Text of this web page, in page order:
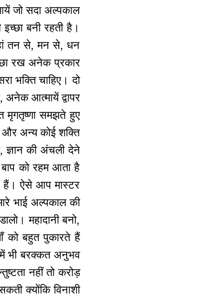
जो सदा अल्पकाल
बनी रहती है।
तन से, मन से, धन
रख अनेक प्रकार
भक्ति चाहिए। दो
अनेक आत्मायें द्वापर
मृगतृष्णा समझते हुए
और अन्य कोई शक्ति
ज्ञान की अंचली देने
बाप को रहम आता है
हैं। ऐसे आप मास्टर
भाई अल्पकाल की
महादानी बनो,
को बहुत पुकारते हैं
में भी बरक्कत अनुभव
नहीं तो करोड़
क्योंकि विनाशी